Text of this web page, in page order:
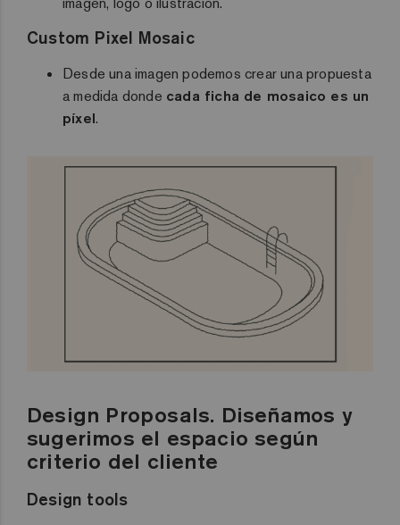
Custom Pixel Mosaic
Desde una imagen podemos crear una propuesta
a medida donde cada ficha de mosaico es un
píxel.
Design Proposals. Diseñamos y
sugerimos el espacio según
criterio del cliente
Design tools